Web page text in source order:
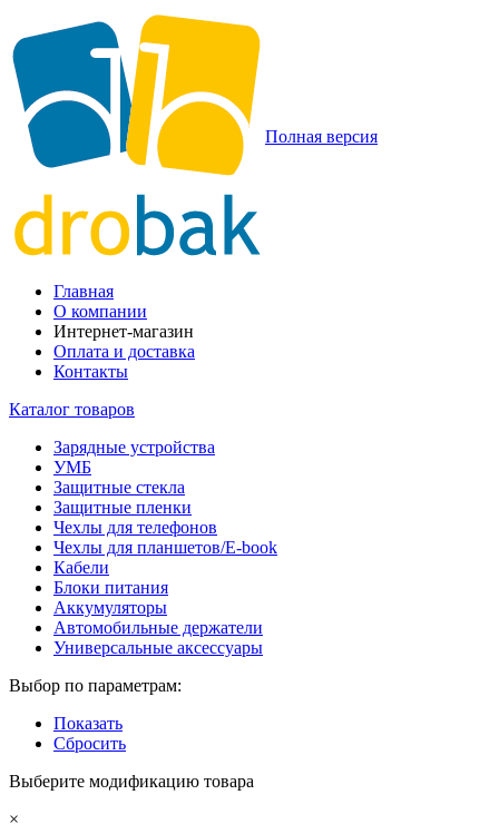
Полная версия
Главная
О компании
Интернет-магазин
Оплата и доставка
Контакты
Каталог товаров
Зарядные устройства
УМБ
Защитные стекла
Защитные пленки
Чехлы для телефонов
Чехлы для планшетов/E-book
Кабели
Блоки питания
Аккумуляторы
Автомобильные держатели
Универсальные аксессуары
Выбор по параметрам:
Показать
Сбросить
Выберите модификацию товара
×